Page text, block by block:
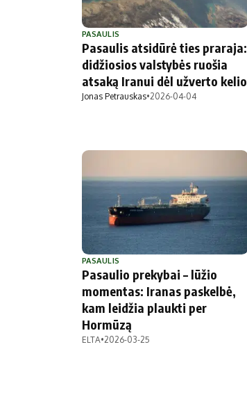
PASAULIS
Pasaulis atsidūrė ties praraja:
didžiosios valstybės ruošia
atsaką Iranui dėl užverto kelio
Jonas Petrauskas•2026-04-04
PASAULIS
Pasaulio prekybai – lūžio
momentas: Iranas paskelbė,
kam leidžia plaukti per
Hormūzą
ELTA•2026-03-25